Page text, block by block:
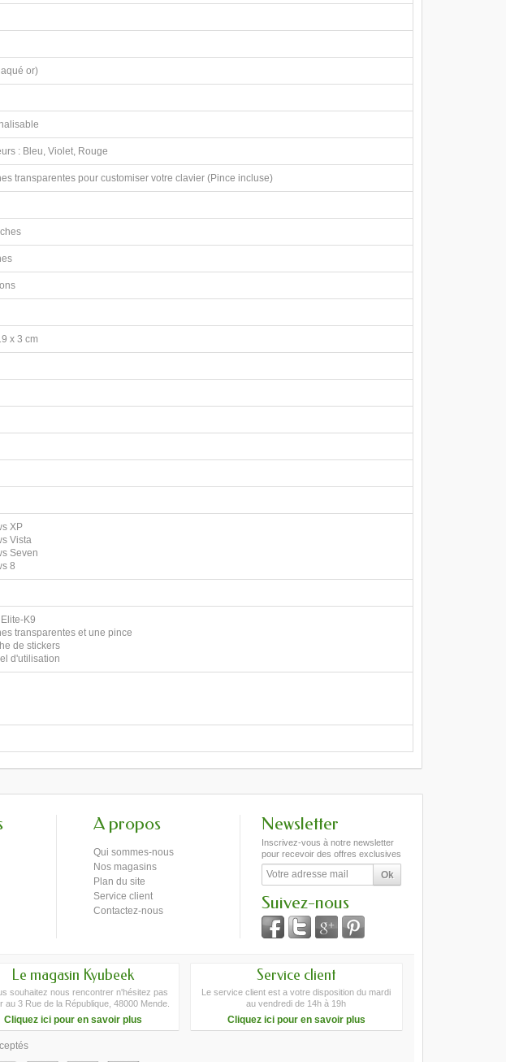
or)
: Bleu, Violet, Rouge
transparentes pour customiser votre clavier (Pince incluse)
x 3 cm
XP
Vista
Seven
8
K9
transparentes et une pince
de stickers
d'utilisation
A propos
Qui sommes-nous
Nos magasins
Plan du site
Service client
Contactez-nous
Newsletter
Inscrivez-vous à notre newsletter
pour recevoir des offres exclusives
Suivez-nous
Le magasin Kyubeek
souhaitez nous rencontrer n'hésitez pas
au 3 Rue de la République, 48000 Mende.
Cliquez ici pour en savoir plus
Service client
Le service client est a votre disposition du mardi
au vendredi de 14h à 19h
Cliquez ici pour en savoir plus